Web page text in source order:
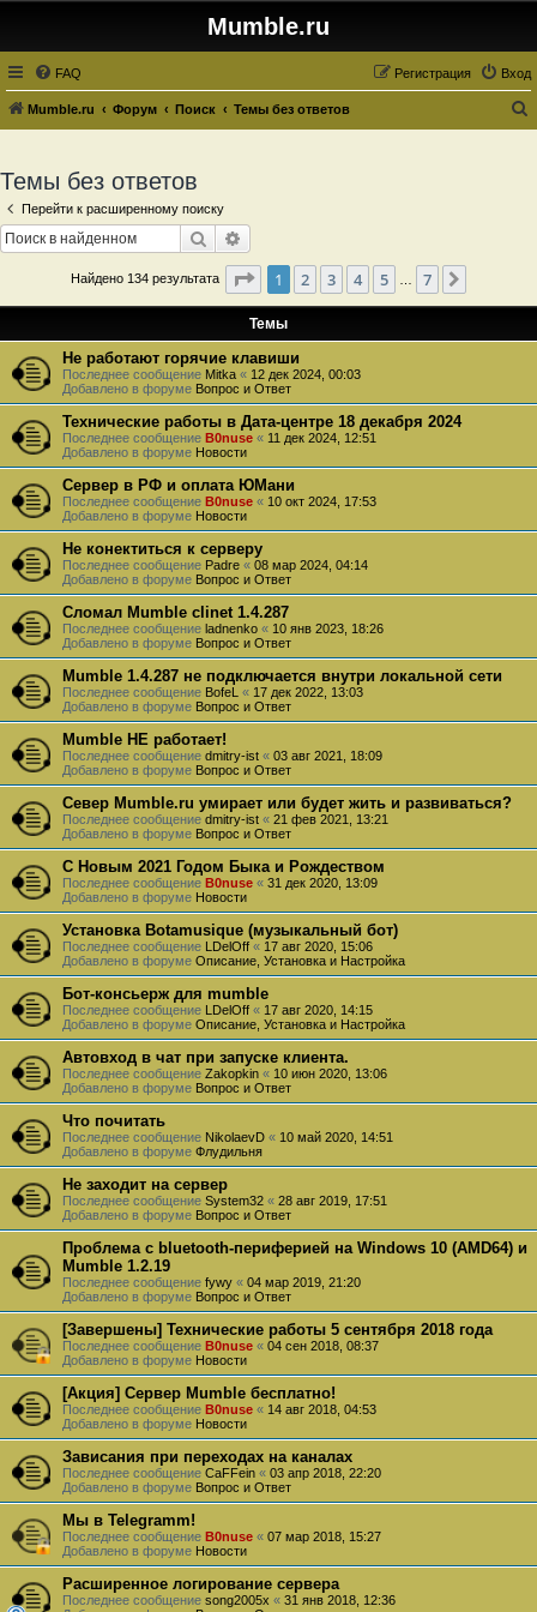
Mumble.ru
FAQ Вход
Регистрация
Mumble.ru Форум Поиск Темы без ответов
Темы без ответов
Перейти к расширенному поиску
Поиск
Найдено 134 результата Страница из
1 2 3 4 5 7
Темы
Не работают горячие клавиши
Последнее сообщение Mitka « 12 дек 2024, 00:03
Добавлено в форуме Вопрос и Ответ
Технические работы в Дата-центре 18 декабря 2024
Последнее сообщение B0nuse « 11 дек 2024, 12:51
Добавлено в форуме Новости
Сервер в РФ и оплата ЮМани
Последнее сообщение B0nuse « 10 окт 2024, 17:53
Добавлено в форуме Новости
Не конектиться к серверу
Последнее сообщение Padre « 08 мар 2024, 04:14
Добавлено в форуме Вопрос и Ответ
Сломал Mumble clinet 1.4.287
Последнее сообщение ladnenko « 10 янв 2023, 18:26
Добавлено в форуме Вопрос и Ответ
Mumble 1.4.287 не подключается внутри локальной сети
Последнее сообщение BofeL « 17 дек 2022, 13:03
Добавлено в форуме Вопрос и Ответ
Mumble НЕ работает!
Последнее сообщение dmitry-ist « 03 авг 2021, 18:09
Добавлено в форуме Вопрос и Ответ
Север Mumble.ru умирает или будет жить и развиваться?
Последнее сообщение dmitry-ist « 21 фев 2021, 13:21
Добавлено в форуме Вопрос и Ответ
С Новым 2021 Годом Быка и Рождеством
Последнее сообщение B0nuse « 31 дек 2020, 13:09
Добавлено в форуме Новости
Установка Botamusique (музыкальный бот)
Последнее сообщение LDelOff « 17 авг 2020, 15:06
Добавлено в форуме Описание, Установка и Настройка
Бот-консьерж для mumble
Последнее сообщение LDelOff « 17 авг 2020, 14:15
Добавлено в форуме Описание, Установка и Настройка
Автовход в чат при запуске клиента.
Последнее сообщение Zakopkin « 10 июн 2020, 13:06
Добавлено в форуме Вопрос и Ответ
Что почитать
Последнее сообщение NikolaevD « 10 май 2020, 14:51
Добавлено в форуме Флудильня
Не заходит на сервер
Последнее сообщение System32 « 28 авг 2019, 17:51
Добавлено в форуме Вопрос и Ответ
Проблема с bluetooth-периферией на Windows 10 (AMD64) и
Mumble 1.2.19
Последнее сообщение fywy « 04 мар 2019, 21:20
Добавлено в форуме Вопрос и Ответ
[Завершены] Технические работы 5 сентября 2018 года
Последнее сообщение B0nuse « 04 сен 2018, 08:37
Добавлено в форуме Новости
[Акция] Сервер Mumble бесплатно!
Последнее сообщение B0nuse « 14 авг 2018, 04:53
Добавлено в форуме Новости
Зависания при переходах на каналах
Последнее сообщение CaFFein « 03 апр 2018, 22:20
Добавлено в форуме Вопрос и Ответ
Мы в Telegramm!
Последнее сообщение B0nuse « 07 мар 2018, 15:27
Добавлено в форуме Новости
Расширенное логирование сервера
Последнее сообщение song2005x « 31 янв 2018, 12:36